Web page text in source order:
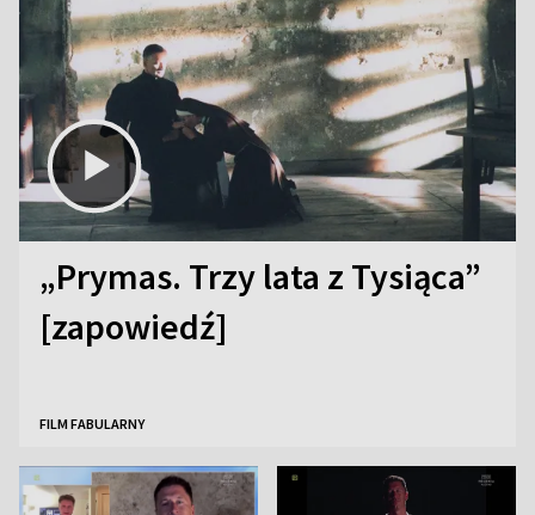
„Prymas. Trzy lata z Tysiąca”
[zapowiedź]
FILM FABULARNY